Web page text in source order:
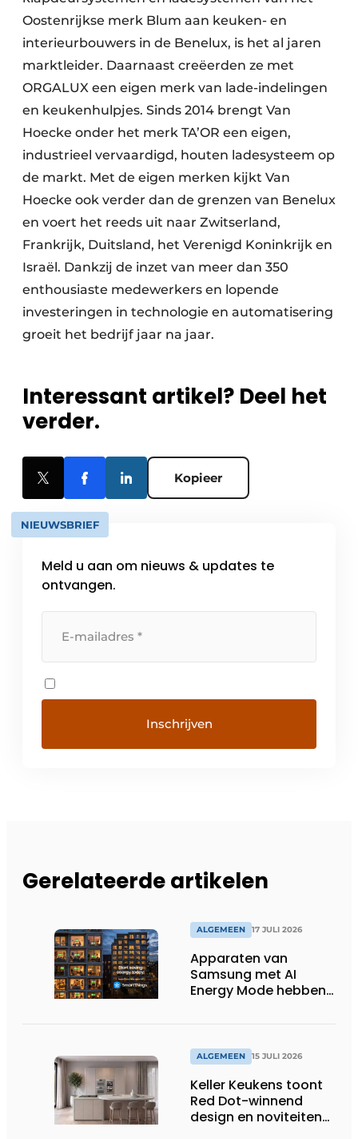
Oostenrijkse merk Blum aan keuken- en
interieurbouwers in de Benelux, is het al jaren
marktleider. Daarnaast creëerden ze met
ORGALUX een eigen merk van lade-indelingen
en keukenhulpjes. Sinds 2014 brengt Van
Hoecke onder het merk TA’OR een eigen,
industrieel vervaardigd, houten ladesysteem op
de markt. Met de eigen merken kijkt Van
Hoecke ook verder dan de grenzen van Benelux
en voert het reeds uit naar Zwitserland,
Frankrijk, Duitsland, het Verenigd Koninkrijk en
Israël. Dankzij de inzet van meer dan 350
enthousiaste medewerkers en lopende
investeringen in technologie en automatisering
groeit het bedrijf jaar na jaar.
Interessant artikel? Deel het
verder.
Kopieer
NIEUWSBRIEF
Meld u aan om nieuws & updates te
ontvangen.
Gerelateerde artikelen
ALGEMEEN 17 JULI 2026
Apparaten van
Samsung met AI
Energy Mode hebben
huishoudens, wat
overeenkomt met het
wassen van 22.023.110
voetbalshirts
ALGEMEEN 15 JULI 2026
Keller Keukens toont
Red Dot-winnend
design en noviteiten